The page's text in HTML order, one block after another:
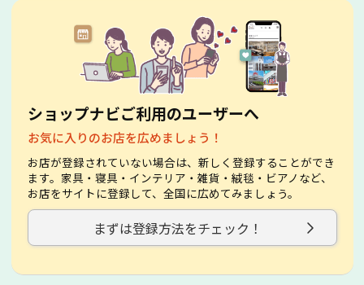
ショップナビご利用のユーザーへ
お気に入りのお店を広めましょう！
お店が登録されていない場合は、新しく登録することができ
ます。家具・寝具・インテリア・雑貨・絨毯・ビアノなど、
お店をサイトに登録して、全国に広めてみましょう。
まずは登録方法をチェック！